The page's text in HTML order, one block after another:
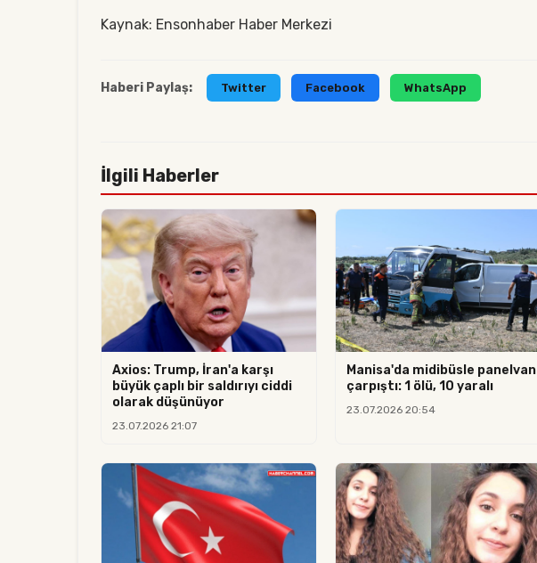
Kaynak: Ensonhaber Haber Merkezi
Haberi Paylaş: Twitter Facebook WhatsApp
İlgili Haberler
Axios: Trump, İran'a karşı
büyük çaplı bir saldırıyı ciddi
olarak düşünüyor
23.07.2026 21:07
Manisa'da midibüsle panelvan
çarpıştı: 1 ölü, 10 yaralı
23.07.2026 20:54